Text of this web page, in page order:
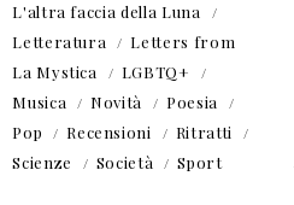
L'altra faccia della Luna
Letteratura
Letters from
La Mystica
LGBTQ+
Musica
Novità
Poesia
Pop
Recensioni
Ritratti
Scienze
Società Sport